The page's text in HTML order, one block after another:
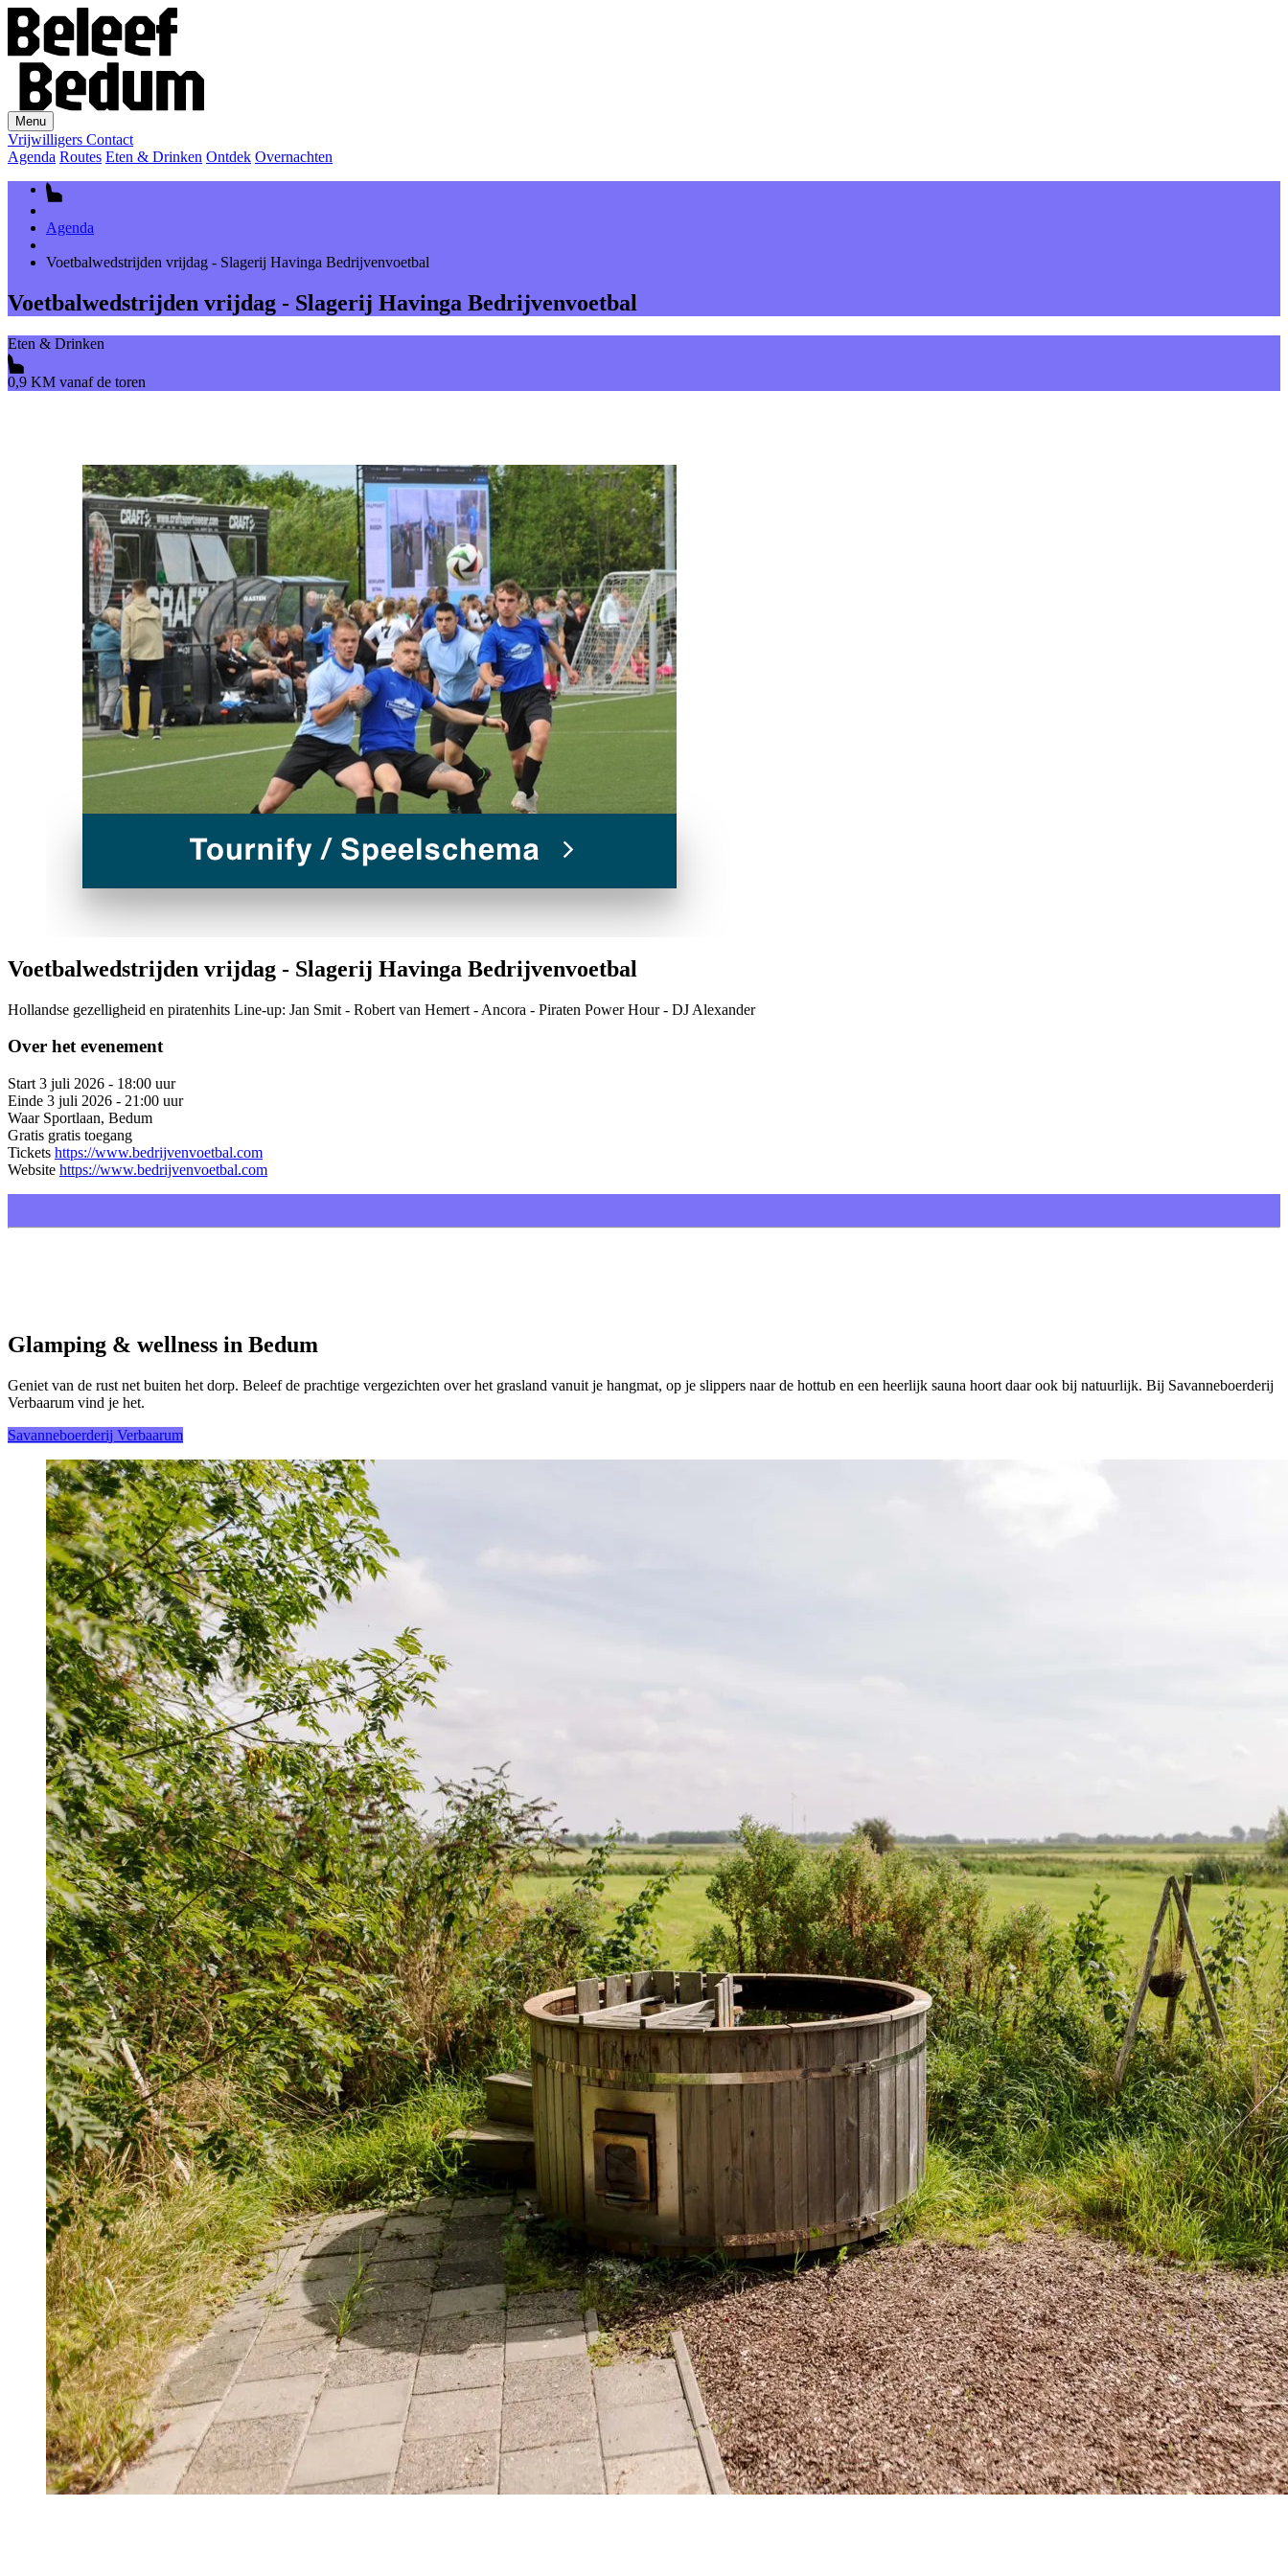
Menu
Vrijwilligers Contact
Agenda Routes Eten & Drinken Ontdek Overnachten
Agenda
Voetbalwedstrijden vrijdag - Slagerij Havinga Bedrijvenvoetbal
Voetbalwedstrijden vrijdag - Slagerij Havinga Bedrijvenvoetbal
Eten & Drinken
0,9 KM vanaf de toren
Voetbalwedstrijden vrijdag - Slagerij Havinga Bedrijvenvoetbal
Hollandse gezelligheid en piratenhits Line-up: Jan Smit - Robert van Hemert - Ancora - Piraten Power Hour - DJ Alexander
Over het evenement
Start 3 juli 2026 - 18:00 uur
Einde 3 juli 2026 - 21:00 uur
Waar Sportlaan, Bedum
Gratis gratis toegang
Tickets https://www.bedrijvenvoetbal.com
Website https://www.bedrijvenvoetbal.com
Glamping & wellness in Bedum
Geniet van de rust net buiten het dorp. Beleef de prachtige vergezichten over het grasland vanuit je hangmat, op je slippers naar de hottub en een heerlijk sauna hoort daar ook bij natuurlijk. Bij Savanneboerderij
Verbaarum vind je het.
Savanneboerderij Verbaarum